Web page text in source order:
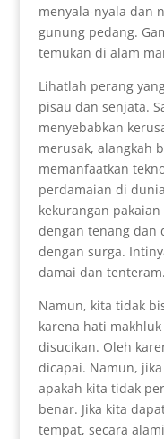
menyala-nyala dan
gunung pedang.
temukan di alam
Lihatlah perang
pisau dan senjata.
menyebabkan
merusak, alangkah
memanfaatkan
perdamaian di
kekurangan
dengan tenang dan
dengan surga.
damai dan
Namun, kita tidak
karena hati
disucikan. Oleh
dicapai. Namun,
apakah kita tidak
benar. Jika kita
tempat, secara